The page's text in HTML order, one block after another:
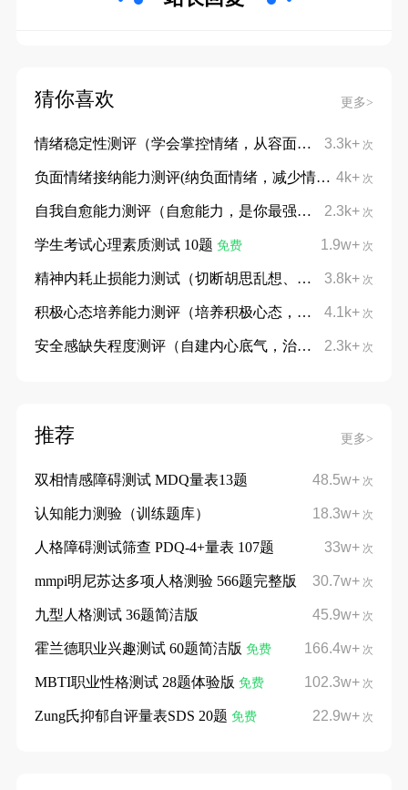
猜你喜欢 更多>
3.3k+ 次
情绪稳定性测评（学会掌控情绪，从容面对挑战）
4k+ 次
负面情绪接纳能力测评(纳负面情绪，减少情绪内耗)
2.3k+ 次
自我自愈能力测评（自愈能力，是你最强大的底气）
1.9w+ 次
学生考试心理素质测试 10题 免费
3.8k+ 次
精神内耗止损能力测试（切断胡思乱想、停止自我消耗）
4.1k+ 次
积极心态培养能力测评（培养积极心态，摆脱消极内耗）
2.3k+ 次
安全感缺失程度测评（自建内心底气，治愈不安与敏感）
推荐 更多>
48.5w+ 次
双相情感障碍测试 MDQ量表13题
18.3w+ 次
认知能力测验（训练题库）
33w+ 次
人格障碍测试筛查 PDQ-4+量表 107题
30.7w+ 次
mmpi明尼苏达多项人格测验 566题完整版
45.9w+ 次
九型人格测试 36题简洁版
166.4w+ 次
霍兰德职业兴趣测试 60题简洁版 免费
102.3w+ 次
MBTI职业性格测试 28题体验版 免费
22.9w+ 次
Zung氏抑郁自评量表SDS 20题 免费